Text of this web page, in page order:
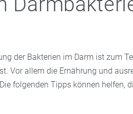
der Bakterien im Darm ist zum
Vor allem die Ernährung und
folgenden Tipps können helfen,